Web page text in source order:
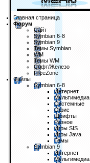
Главная страница
Форум
Сайт
Symbian 6-8
Symbian 9
Темы Symbian
WM
Темы WM
Софт/Железо
FreeZone
Файлы
Symbian 6-8
Интернет
Мультимедиа
Системные
Офис
Шрифты
Разное
Игры SIS
Игры Java
Темы
Symbian 9
Интернет
Мультимедиа